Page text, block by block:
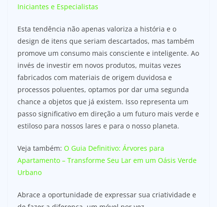
Iniciantes e Especialistas
Esta tendência não apenas valoriza a história e o
design de itens que seriam descartados, mas também
promove um consumo mais consciente e inteligente. Ao
invés de investir em novos produtos, muitas vezes
fabricados com materiais de origem duvidosa e
processos poluentes, optamos por dar uma segunda
chance a objetos que já existem. Isso representa um
passo significativo em direção a um futuro mais verde e
estiloso para nossos lares e para o nosso planeta.
Veja também: O Guia Definitivo: Árvores para
Apartamento – Transforme Seu Lar em um Oásis Verde
Urbano
Abrace a oportunidade de expressar sua criatividade e